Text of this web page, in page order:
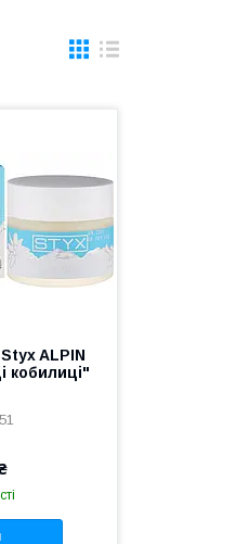
ALPIN
кобилиці"